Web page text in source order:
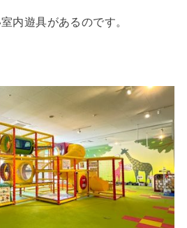
内遊具があるのです。